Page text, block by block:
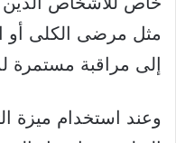
مثل مرضى الكلى أو
إلى مراقبة مستمرة
وعند استخدام ميزة